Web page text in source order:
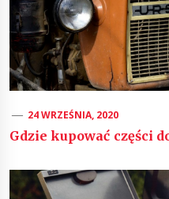
24 WRZEŚNIA, 2020
Gdzie kupować części